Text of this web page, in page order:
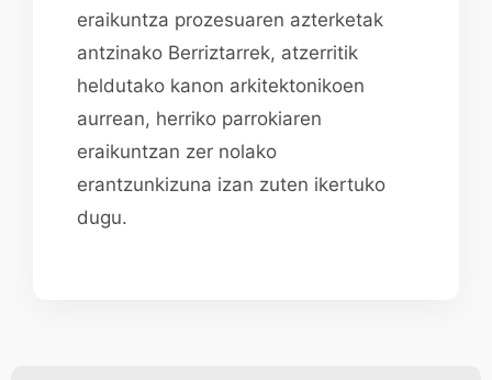
eraikuntza prozesuaren azterketak
antzinako Berriztarrek, atzerritik
heldutako kanon arkitektonikoen
aurrean, herriko parrokiaren
eraikuntzan zer nolako
erantzunkizuna izan zuten ikertuko
dugu.